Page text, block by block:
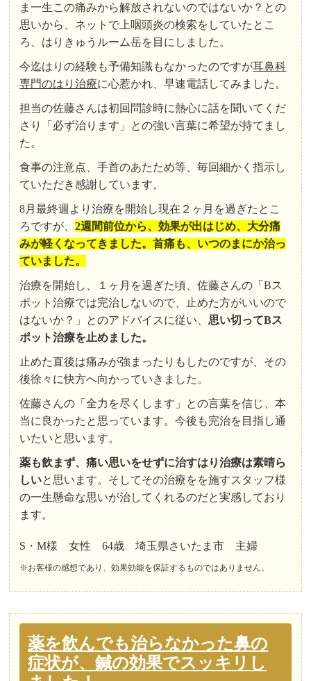
ま一生この痛みから解放されないのではないか？との
思いから、ネットで上咽頭炎の検索をしていたとこ
ろ、はりきゅうルーム岳を目にしました。
今迄はりの経験も予備知識もなかったのですが耳鼻科
専門のはり治療に心惹かれ、早速電話してみました。
担当の佐藤さんは初回問診時に熱心に話を聞いてくだ
さり「必ず治ります」との強い言葉に希望が持てまし
た。
食事の注意点、手首のあたため等、毎回細かく指示し
ていただき感謝しています。
8月最終週より治療を開始し現在２ヶ月を過ぎたとこ
ろですが、2週間前位から、効果が出はじめ、大分痛
みが軽くなってきました。首痛も、いつのまにか治っ
ていました。
治療を開始し、１ヶ月を過ぎた頃、佐藤さんの「Bス
ポット治療では完治しないので、止めた方がいいので
はないか？」とのアドバイスに従い、思い切ってBス
ポット治療を止めました。
止めた直後は痛みが強まったりもしたのですが、その
後徐々に快方へ向かっていきました。
佐藤さんの「全力を尽くします」との言葉を信じ、本
当に良かったと思っています。今後も完治を目指し通
いたいと思います。
薬も飲まず、痛い思いをせずに治すはり治療は素晴ら
しいと思います。そしてその治療をを施すスタッフ様
の一生懸命な思いが治してくれるのだと実感しており
ます。
S・M様 女性 64歳 埼玉県さいたま市 主婦
※お客様の感想であり、効果効能を保証するものではありません。
薬を飲んでも治らなかった鼻の
症状が、鍼の効果でスッキリし